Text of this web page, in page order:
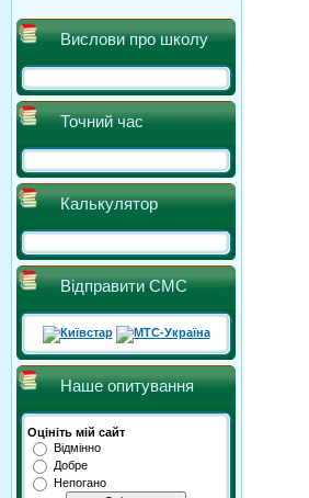
Вислови про школу
Точний час
Калькулятор
Відправити СМС
Наше опитування
Оцініть мій сайт
Відмінно
Добре
Непогано